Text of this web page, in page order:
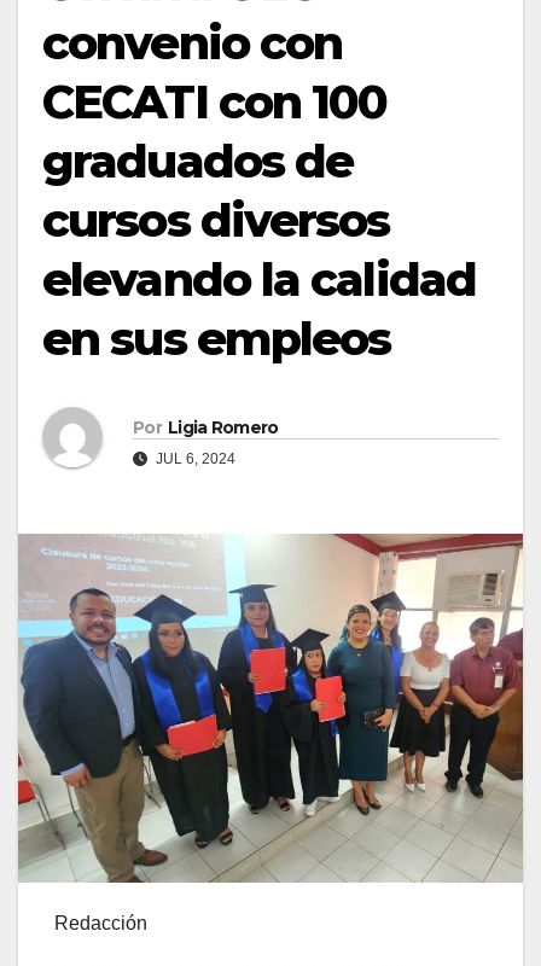
convenio con
CECATI con 100
graduados de
cursos diversos
elevando la calidad
en sus empleos
Por Ligia Romero
JUL 6, 2024
Redacción